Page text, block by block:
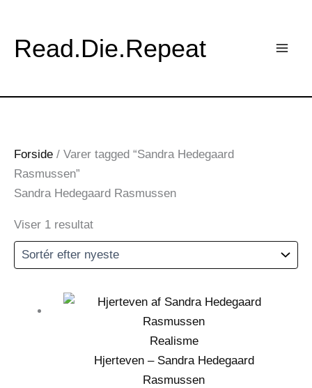
indholdet
Read.Die.Repeat
Forside / Varer tagged “Sandra Hedegaard
Rasmussen”
Sandra Hedegaard Rasmussen
Viser 1 resultat
Realisme
Hjerteven – Sandra Hedegaard
Rasmussen